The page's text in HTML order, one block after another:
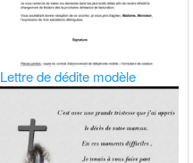
Lettre de dédite modèle